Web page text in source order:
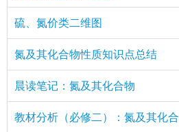
硫、氮价类二维图
氮及其化合物性质知识点总结
晨读笔记：氮及其化合物
教材分析（必修二）：氮及其化合